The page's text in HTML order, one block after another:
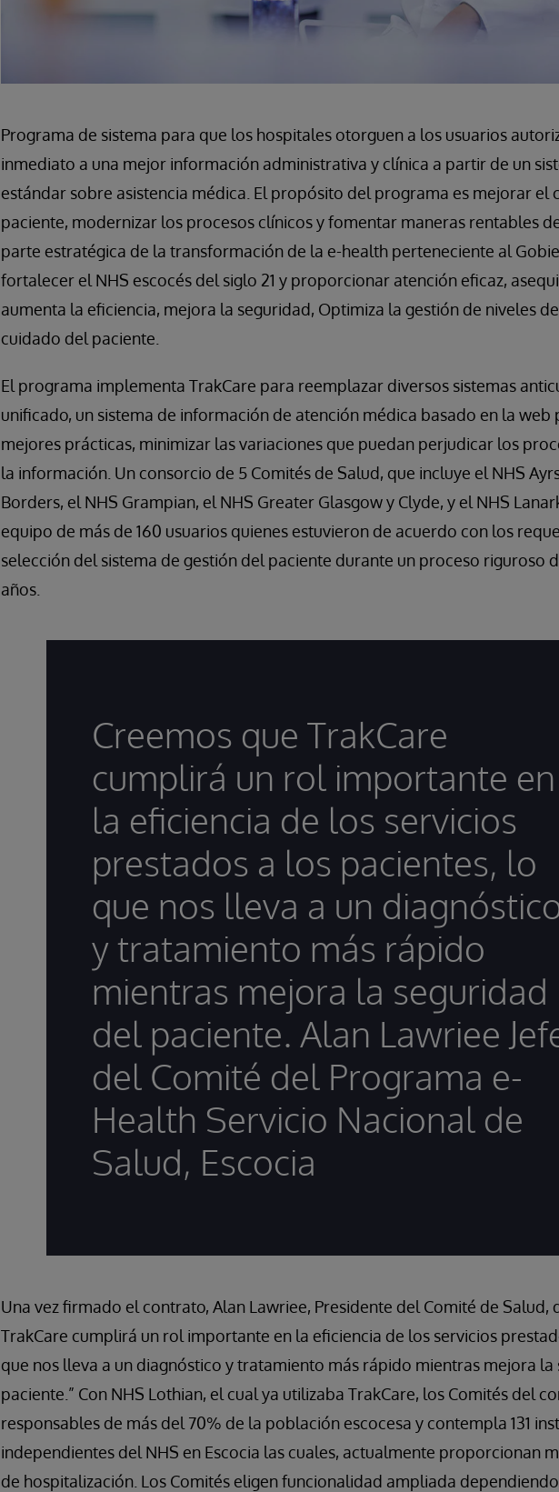
Programa de sistema para que los hospitales otorguen a los usuarios
inmediato a una mejor información administrativa y clínica a partir de un
estándar sobre asistencia médica. El propósito del programa es mejorar el
paciente, modernizar los procesos clínicos y fomentar maneras rentables
parte estratégica de la transformación de la e-health perteneciente al
fortalecer el NHS escocés del siglo 21 y proporcionar atención eficaz,
aumenta la eficiencia, mejora la seguridad, Optimiza la gestión de niveles
cuidado del paciente.
El programa implementa TrakCare para reemplazar diversos sistemas
unificado, un sistema de información de atención médica basado en la
mejores prácticas, minimizar las variaciones que puedan perjudicar los
la información. Un consorcio de 5 Comités de Salud, que incluye el NHS
Borders, el NHS Grampian, el NHS Greater Glasgow y Clyde, y el NHS
equipo de más de 160 usuarios quienes estuvieron de acuerdo con los
selección del sistema de gestión del paciente durante un proceso riguroso
años.
Creemos que TrakCare
cumplirá un rol importante en
la eficiencia de los servicios
prestados a los pacientes, lo
que nos lleva a un
y tratamiento más rápido
mientras mejora la seguridad
del paciente. Alan Lawriee
del Comité del Programa e-
Health Servicio Nacional de
Salud, Escocia
Una vez firmado el contrato, Alan Lawriee, Presidente del Comité de Salud,
TrakCare cumplirá un rol importante en la eficiencia de los servicios
que nos lleva a un diagnóstico y tratamiento más rápido mientras mejora
paciente.” Con NHS Lothian, el cual ya utilizaba TrakCare, los Comités del
responsables de más del 70% de la población escocesa y contempla 131
independientes del NHS en Escocia las cuales, actualmente proporcionan
de hospitalización. Los Comités eligen funcionalidad ampliada